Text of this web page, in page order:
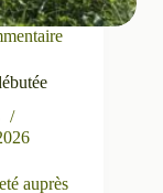
auprès